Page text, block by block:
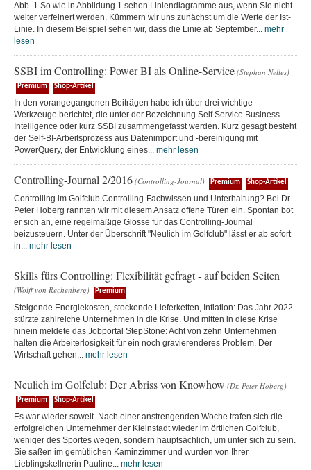
Abb. 1 So wie in Abbildung 1 sehen Liniendiagramme aus, wenn Sie nicht
weiter verfeinert werden. Kümmern wir uns zunächst um die Werte der Ist-
Linie. In diesem Beispiel sehen wir, dass die Linie ab September... mehr
lesen
SSBI im Controlling: Power BI als Online-Service (Stephan Nelles)
Premium Shop-Artikel
In den vorangegangenen Beiträgen habe ich über drei wichtige
Werkzeuge berichtet, die unter der Bezeichnung Self Service Business
Intelligence oder kurz SSBI zusammengefasst werden. Kurz gesagt besteht
der Self-BI-Arbeitsprozess aus Datenimport und -bereinigung mit
PowerQuery, der Entwicklung eines... mehr lesen
Controlling-Journal 2/2016 (Controlling-Journal) Premium Shop-Artikel
Controlling im Golfclub Controlling-Fachwissen und Unterhaltung? Bei Dr.
Peter Hoberg rannten wir mit diesem Ansatz offene Türen ein. Spontan bot
er sich an, eine regelmäßige Glosse für das Controlling-Journal
beizusteuern. Unter der Überschrift "Neulich im Golfclub" lässt er ab sofort
in... mehr lesen
Skills fürs Controlling: Flexibilität gefragt - auf beiden Seiten
(Wolff von Rechenberg) Premium
Steigende Energiekosten, stockende Lieferketten, Inflation: Das Jahr 2022
stürzte zahlreiche Unternehmen in die Krise. Und mitten in diese Krise
hinein meldete das Jobportal StepStone: Acht von zehn Unternehmen
halten die Arbeiterlosigkeit für ein noch gravierenderes Problem. Der
Wirtschaft gehen... mehr lesen
Neulich im Golfclub: Der Abriss von Knowhow (Dr. Peter Hoberg)
Premium Shop-Artikel
Es war wieder soweit. Nach einer anstrengenden Woche trafen sich die
erfolgreichen Unternehmer der Kleinstadt wieder im örtlichen Golfclub,
weniger des Sportes wegen, sondern hauptsächlich, um unter sich zu sein.
Sie saßen im gemütlichen Kaminzimmer und wurden von Ihrer
Lieblingskellnerin Pauline... mehr lesen